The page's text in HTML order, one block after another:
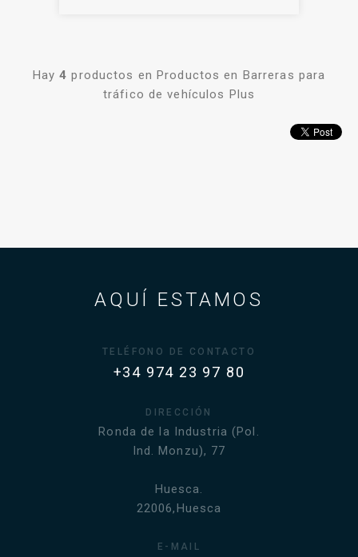
Hay4 productos en Productos en Barreras para
tráfico de vehículos Plus
AQUÍ ESTAMOS
TELÉFONO DE CONTACTO
+34 974 23 97 80
DIRECCIÓN
Ronda de la Industria (Pol.
Ind. Monzu), 77
Huesca.
22006,Huesca
E-MAIL